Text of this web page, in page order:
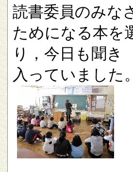
読書委員のみな
ためになる本を
り，今日も聞き
入っていました。